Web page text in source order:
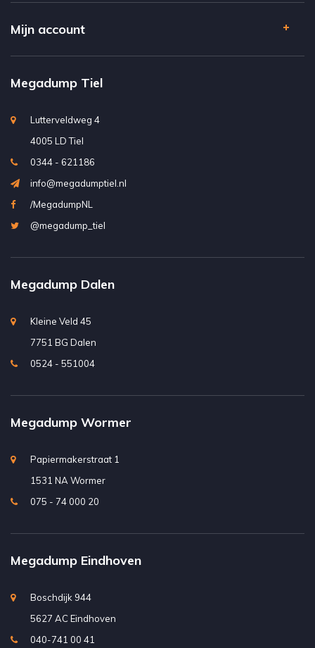
Mijn account
Megadump Tiel
Lutterveldweg 4
4005 LD Tiel
0344 - 621186
info@megadumptiel.nl
/MegadumpNL
@megadump_tiel
Megadump Dalen
Kleine Veld 45
7751 BG Dalen
0524 - 551004
Megadump Wormer
Papiermakerstraat 1
1531 NA Wormer
075 - 74 000 20
Megadump Eindhoven
Boschdijk 944
5627 AC Eindhoven
040-741 00 41